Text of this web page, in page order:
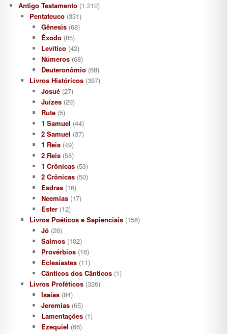
Antigo Testamento(1.210)
Pentateuco (331)
Gênesis(68)
Éxodo(85)
Levítico(42)
Números(68)
Deuteronômio(68)
Livros Históricos (397)
Josué(27)
Juízes(29)
Rute(5)
1 Samuel (44)
2 Samuel (37)
1 Reis(49)
2 Reis(58)
1 Crônicas(53)
2 Crônicas(50)
Esdras(16)
Neemias(17)
Ester(12)
Livros Poéticos e Sapienciais (156)
Jó(26)
Salmos(102)
Provérbios(16)
Eclesiastes(11)
Cânticos dos Cânticos(1)
Livros Proféticos (326)
Isaías(84)
Jeremias(65)
Lamentaçôes(1)
Ezequiel (66)